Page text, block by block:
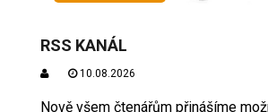
RSS KANÁL
10.08.2026
Nově všem čtenářům přinášíme